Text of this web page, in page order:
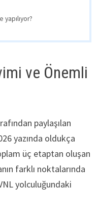
yapılıyor?
ve Önemli
paylaşılan
yazında oldukça
üç etaptan oluşan
farklı noktalarında
yolculuğundaki